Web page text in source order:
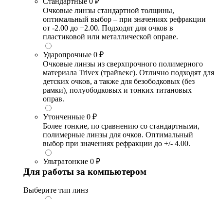
Очковые линзы стандартной толщины,
оптимальный выбор – при значениях рефракции
от -2.00 до +2.00. Подходят для очков в
пластиковой или металлической оправе.
Ударопрочные 0 ₽
Очковые линзы из сверхпрочного полимерного
материала Trivex (трайвекс). Отлично подходят для
детских очков, а также для безободковых (без
рамки), полуободковых и тонких титановых
оправ.
Утонченные 0 ₽
Более тонкие, по сравнению со стандартными,
полимерные линзы для очков. Оптимальный
выбор при значениях рефракции до +/- 4.00.
Ультратонкие 0 ₽
Для работы за компьютером
Выберите тип линз